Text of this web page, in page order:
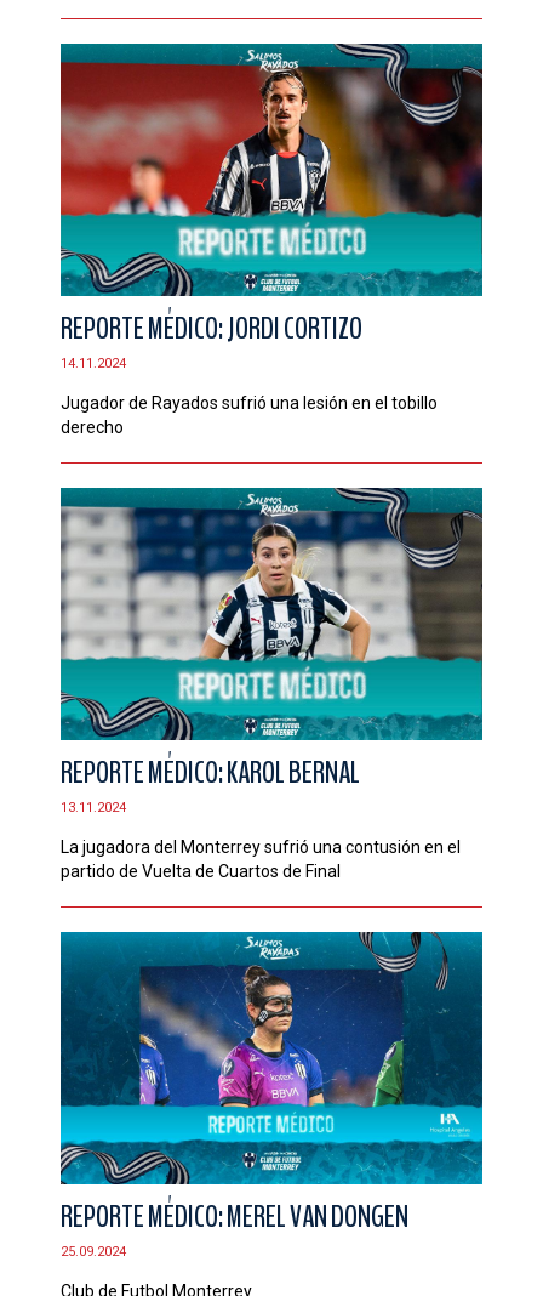
REPORTE MÉDICO: JORDI CORTIZO
14.11.2024
Jugador de Rayados sufrió una lesión en el tobillo
derecho
REPORTE MÉDICO: KAROL BERNAL
13.11.2024
La jugadora del Monterrey sufrió una contusión en el
partido de Vuelta de Cuartos de Final
REPORTE MÉDICO: MEREL VAN DONGEN
25.09.2024
Club de Futbol Monterrey